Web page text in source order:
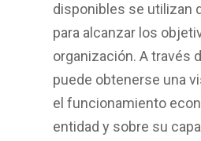
disponibles se utilizan
para alcanzar los
organización. A través
puede obtenerse una
el funcionamiento
entidad y sobre su